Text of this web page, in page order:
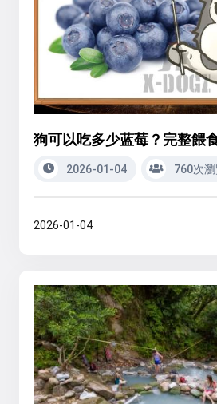
狗可以吃多少蓝莓？完整餵
2026-01-04 760次瀏
2026-01-04